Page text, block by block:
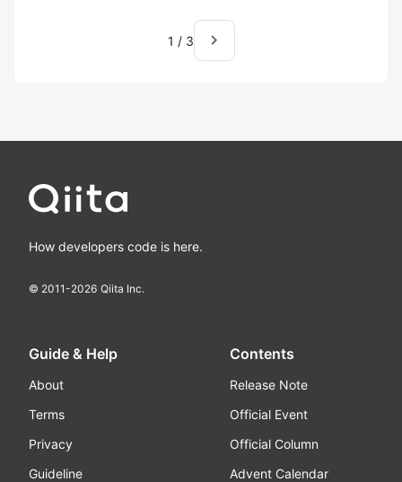
1 / 3 navigate_next
How developers code is here.
© 2011-2026 Qiita Inc.
Guide & Help
About
Terms
Privacy
Guideline
Contents
Release Note
Official Event
Official Column
Advent Calendar